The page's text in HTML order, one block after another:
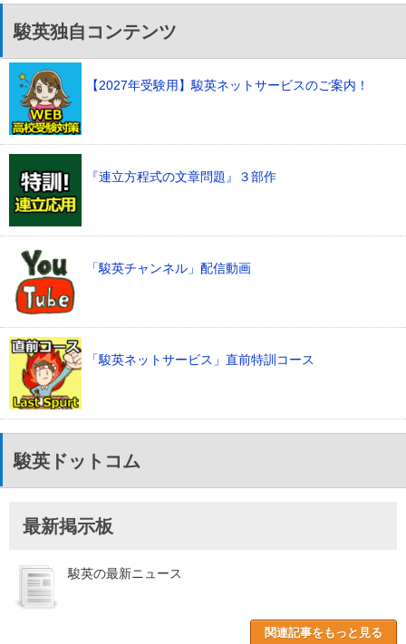
駿英独自コンテンツ
【2027年受験用】駿英ネットサービスのご案内！
『連立方程式の文章問題』３部作
「駿英チャンネル」配信動画
「駿英ネットサービス」直前特訓コース
駿英ドットコム
最新掲示板
駿英の最新ニュース
関連記事をもっと見る